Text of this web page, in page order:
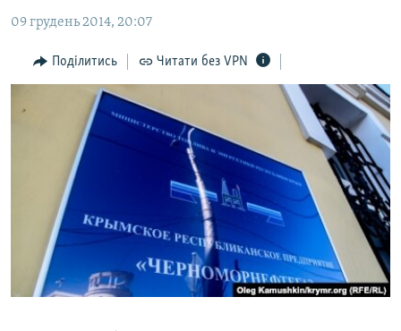
основної
навігації
Перейти
до
БЛОГИ
ПОГЛЯД
ВСЕ ЗА ДЕНЬ
СПЕЦПРОЕКТИ
ДЕПОРТАЦІЯ
ВІДЕОУРОКИ «ELIFBE»
СВІДЧЕННЯ ОКУПАЦІЇ
УКРАЇНСЬКА ПРОБЛЕМА КРИМУ
ЯК ОБІЙТИ БЛОКУВАННЯ
Русский
Qırımtatar
09 грудень 2014, 20:07
Поділитись Читати без VPN